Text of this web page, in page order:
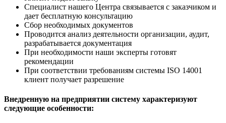
Специалист нашего Центра связывается с заказчиком и
дает бесплатную консультацию
Сбор необходимых документов
Проводится анализ деятельности организации, аудит,
разрабатывается документация
При необходимости наши эксперты готовят
рекомендации
При соответствии требованиям системы ISO 14001
клиент получает разрешение
Внедренную на предприятии систему характеризуют
следующие особенности: